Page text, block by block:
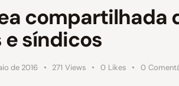
compartilhada
síndicos
de 2016 271 Views 0 Likes 0